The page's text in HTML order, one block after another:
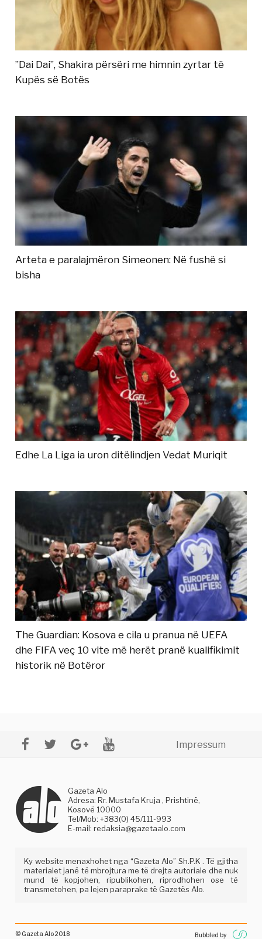
”Dai Dai”, Shakira përsëri me himnin zyrtar të
Kupës së Botës
Arteta e paralajmëron Simeonen: Në fushë si
bisha
Edhe La Liga ia uron ditëlindjen Vedat Muriqit
The Guardian: Kosova e cila u pranua në UEFA
dhe FIFA veç 10 vite më herët pranë kualifikimit
historik në Botëror
Impressum
Gazeta Alo
Adresa: Rr. Mustafa Kruja , Prishtinë,
Kosovë 10000
Tel/Mob: +383(0) 45/111-993
E-mail:redaksia@gazetaalo.com
Ky website menaxhohet nga “Gazeta Alo” Sh.P.K . Të gjitha
materialet janë të mbrojtura me të drejta autoriale dhe nuk
mund të kopjohen, ripublikohen, riprodhohen ose të
transmetohen, pa lejen paraprake të Gazetës Alo.
© Gazeta Alo 2018 Bubbled by